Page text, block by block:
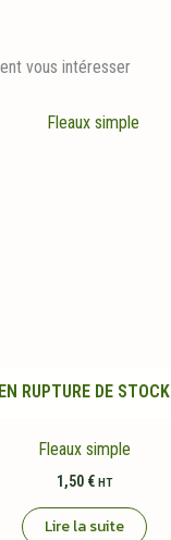
vous intéresser
EN RUPTURE DE STOCK
Fleaux simple
1,50 € HT
Lire la suite